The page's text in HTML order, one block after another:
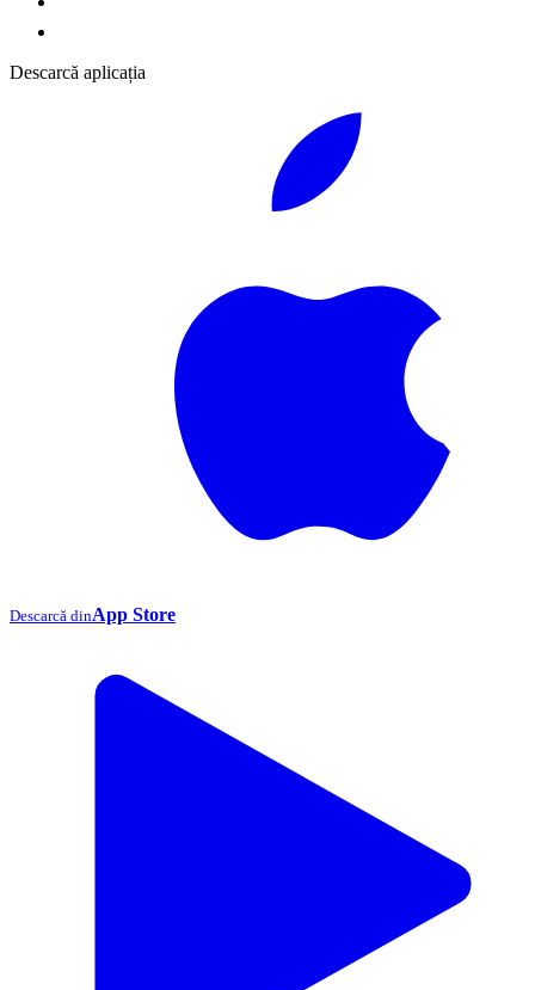
Descarcă aplicația
Descarcă dinApp Store